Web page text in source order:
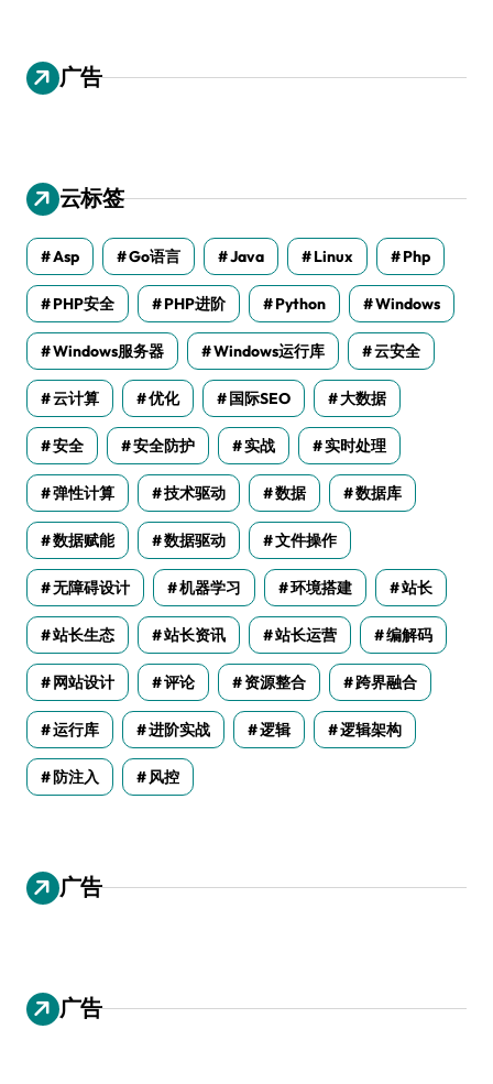
广告
云标签
Asp Go语言 Java Linux Php
PHP安全 PHP进阶 Python Windows
Windows服务器 Windows运行库 云安全
云计算 优化 国际SEO 大数据
安全 安全防护 实战 实时处理
弹性计算 技术驱动 数据 数据库
数据赋能 数据驱动 文件操作
无障碍设计 机器学习 环境搭建 站长
站长生态 站长资讯 站长运营 编解码
网站设计 评论 资源整合 跨界融合
运行库 进阶实战 逻辑 逻辑架构
防注入 风控
广告
广告